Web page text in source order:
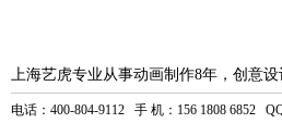
上海艺虎专业从事动画制作8年，创意
电话：400-804-9112 手 机：156 1808 6852